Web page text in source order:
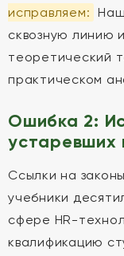
исправляем:
сквозную линию
теоретический
практическом
Ошибка 2:
устаревших
Ссылки на
учебники
сфере HR-
квалификацию